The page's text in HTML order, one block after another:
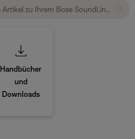
Handbücher
und
Downloads